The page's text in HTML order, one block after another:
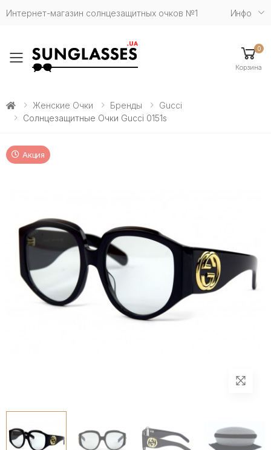
Интернет-магазин солнцезащитных очков №1 Инфо
Toggle mobile menu
0
Корзина
Женские Очки Бренды
Gucci
Солнцезащитные Очки Gucci 0151s
Акция